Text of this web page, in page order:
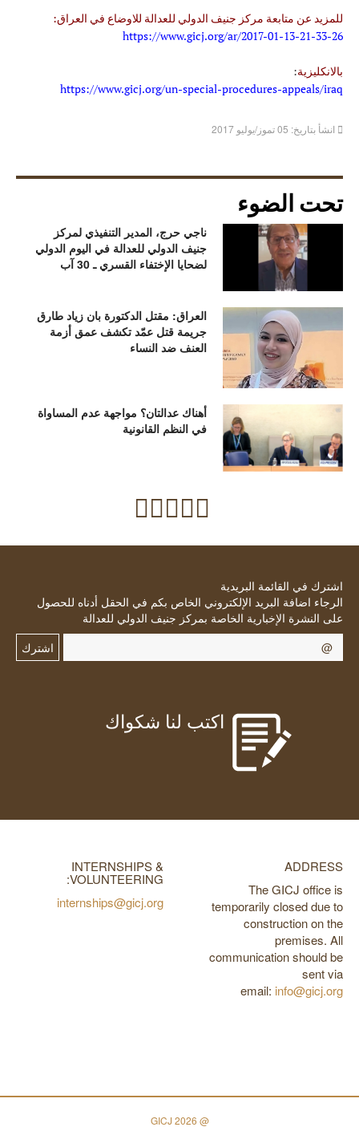
للمزيد عن متابعة مركز جنيف الدولي للعدالة للاوضاع في العراق:
https://www.gicj.org/ar/2017-01-13-21-33-26
بالانكليزية:
https://www.gicj.org/un-special-procedures-appeals/iraq
انشأ بتاريخ: 05 تموز/يوليو 2017
تحت الضوء
ناجي حرج، المدير التنفيذي لمركز
جنيف الدولي للعدالة في اليوم الدولي
لضحايا الإختفاء القسري ـ 30 آب
العراق: مقتل الدكتورة بان زياد طارق
جريمة قتل عمّد تكشف عمق أزمة
العنف ضد النساء
أهناك عدالتان؟ مواجهة عدم المساواة
في النظم القانونية
اشترك في القائمة البريدية
الرجاء اضافة البريد الإلكتروني الخاص بكم في الحقل أدناه للحصول
على النشرة الإخبارية الخاصة بمركز جنيف الدولي للعدالة
اشترك
اكتب لنا شكواك
ADDRESS
The GICJ office is
temporarily closed due to
construction on the
premises. All
communication should be
sent via
email: info@gicj.org
INTERNSHIPS &
VOLUNTEERING:
internships@gicj.org
@ 2026 GICJ